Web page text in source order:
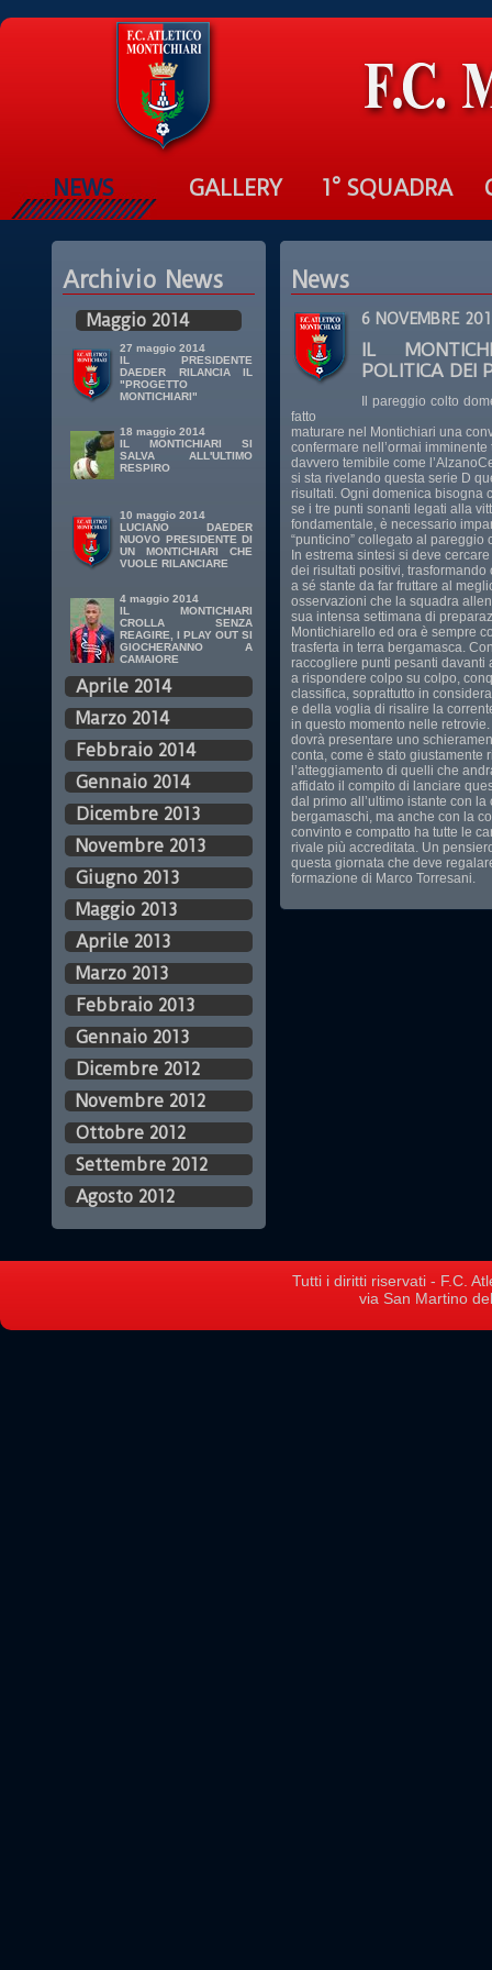
NEWS GALLERY 1° SQUADRA
Archivio News
Maggio 2014
27 maggio 2014
IL PRESIDENTE
DAEDER RILANCIA IL
"PROGETTO
MONTICHIARI"
18 maggio 2014
IL MONTICHIARI SI
SALVA ALL'ULTIMO
RESPIRO
10 maggio 2014
LUCIANO DAEDER
NUOVO PRESIDENTE DI
UN MONTICHIARI CHE
VUOLE RILANCIARE
4 maggio 2014
IL MONTICHIARI
CROLLA SENZA
REAGIRE, I PLAY OUT SI
GIOCHERANNO A
CAMAIORE
Aprile 2014
Marzo 2014
Febbraio 2014
Gennaio 2014
Dicembre 2013
Novembre 2013
Giugno 2013
Maggio 2013
Aprile 2013
Marzo 2013
Febbraio 2013
Gennaio 2013
Dicembre 2012
Novembre 2012
Ottobre 2012
Settembre 2012
Agosto 2012
News
6 NOVEMBRE
IL
POLITICA DEI
Il pareggio colto
fatto
maturare nel Montichiari una
confermare nell’ormai
davvero temibile come
si sta rivelando questa serie D
risultati. Ogni domenica bisogna
se i tre punti sonanti legati alla
fondamentale, è necessario
“punticino” collegato al
In estrema sintesi si deve
dei risultati positivi,
a sé stante da far fruttare al
osservazioni che la squadra
sua intensa settimana di
Montichiarello ed ora è sempre
trasferta in terra bergamasca.
raccogliere punti pesanti
a rispondere colpo su colpo,
classifica, soprattutto in
e della voglia di risalire la
in questo momento nelle
dovrà presentare uno
conta, come è stato giustamente
l’atteggiamento di quelli che
affidato il compito di lanciare
dal primo all’ultimo istante con
bergamaschi, ma anche con la
convinto e compatto ha tutte le
rivale più accreditata. Un
questa giornata che deve
formazione di Marco Torresani.
Tutti i diritti riservati - F.C.
via San Martino